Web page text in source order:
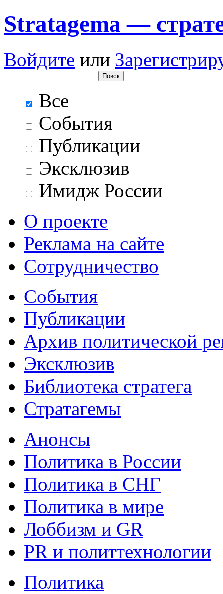
Stratagema —
Войдите или
Все
События
Публикации
Эксклюзив
Имидж России
О проекте
Реклама на сайте
Сотрудничество
События
Публикации
Архив политической
Эксклюзив
Библиотека стратега
Стратагемы
Анонсы
Политика в России
Политика в СНГ
Политика в мире
Лоббизм и GR
PR и политтехнологии
Политика